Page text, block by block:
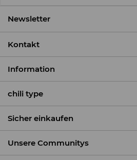
Newsletter
Kontakt
Information
chili type
Sicher einkaufen
Unsere Communitys